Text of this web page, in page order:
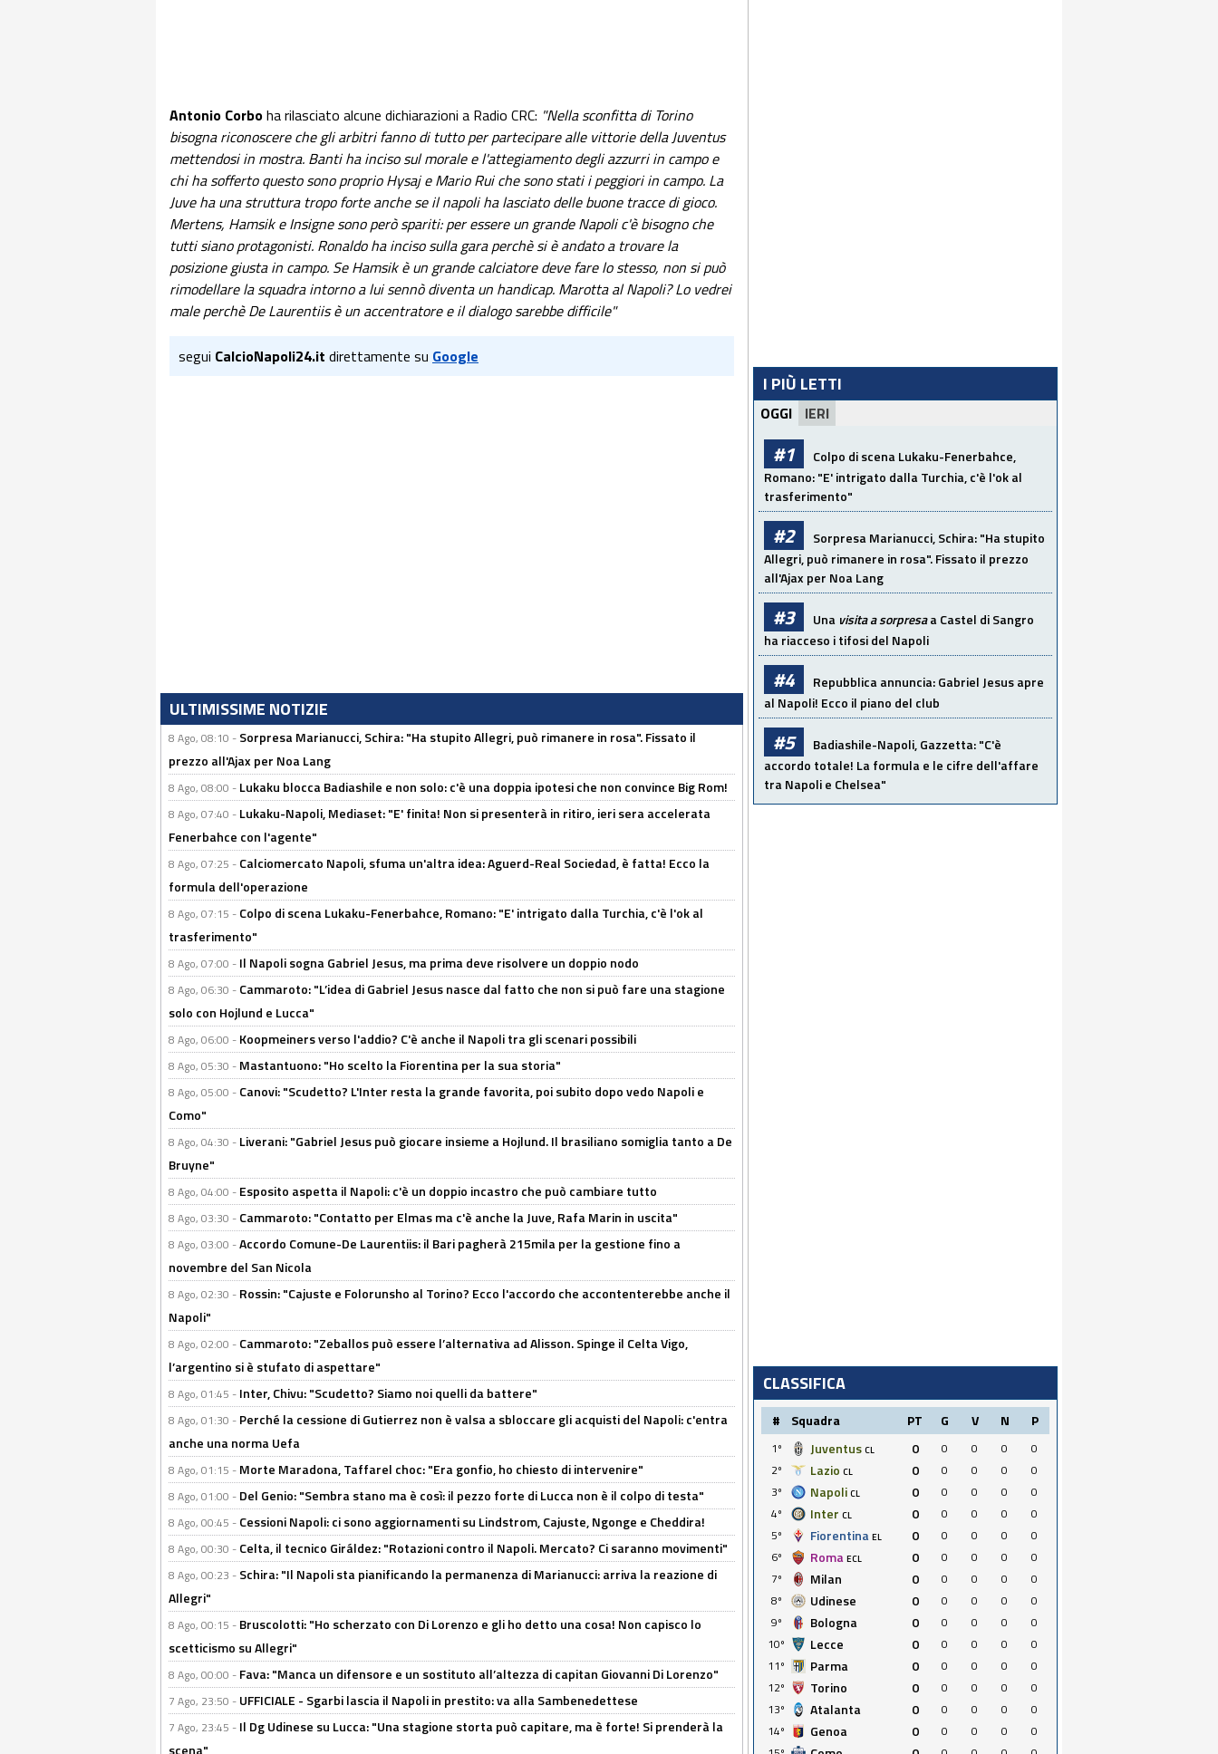
Antonio Corboha rilasciato alcune dichiarazioni a Radio CRC: "Nella sconfitta di Torino
bisogna riconoscere che gli arbitri fanno di tutto per partecipare alle vittorie della Juventus
mettendosi in mostra. Banti ha inciso sul morale e l'attegiamento degli azzurri in campo e
chi ha sofferto questo sono proprio Hysaj e Mario Rui che sono stati i peggiori in campo. La
Juve ha una struttura tropo forte anche se il napoli ha lasciato delle buone tracce di gioco.
Mertens, Hamsik e Insigne sono però spariti: per essere un grande Napoli c'è bisogno che
tutti siano protagonisti. Ronaldo ha inciso sulla gara perchè si è andato a trovare la
posizione giusta in campo. Se Hamsik è un grande calciatore deve fare lo stesso, non si può
rimodellare la squadra intorno a lui sennò diventa un handicap. Marotta al Napoli? Lo vedrei
male perchè De Laurentiis è un accentratore e il dialogo sarebbe difficile"
segui CalcioNapoli24.it direttamente su Google
ULTIMISSIME NOTIZIE
8 Ago, 08:10 - Sorpresa Marianucci, Schira: "Ha stupito Allegri, può rimanere in rosa". Fissato il
prezzo all'Ajax per Noa Lang
8 Ago, 08:00 - Lukaku blocca Badiashile e non solo: c'è una doppia ipotesi che non convince Big Rom!
8 Ago, 07:40 - Lukaku-Napoli, Mediaset: "E' finita! Non si presenterà in ritiro, ieri sera accelerata
Fenerbahce con l'agente"
8 Ago, 07:25 - Calciomercato Napoli, sfuma un'altra idea: Aguerd-Real Sociedad, è fatta! Ecco la
formula dell'operazione
8 Ago, 07:15 - Colpo di scena Lukaku-Fenerbahce, Romano: "E' intrigato dalla Turchia, c'è l'ok al
trasferimento"
8 Ago, 07:00 - Il Napoli sogna Gabriel Jesus, ma prima deve risolvere un doppio nodo
8 Ago, 06:30 - Cammaroto: "L’idea di Gabriel Jesus nasce dal fatto che non si può fare una stagione
solo con Hojlund e Lucca"
8 Ago, 06:00 - Koopmeiners verso l'addio? C'è anche il Napoli tra gli scenari possibili
8 Ago, 05:30 - Mastantuono: "Ho scelto la Fiorentina per la sua storia"
8 Ago, 05:00 - Canovi: "Scudetto? L'Inter resta la grande favorita, poi subito dopo vedo Napoli e
Como"
8 Ago, 04:30 - Liverani: "Gabriel Jesus può giocare insieme a Hojlund. Il brasiliano somiglia tanto a De
Bruyne"
8 Ago, 04:00 - Esposito aspetta il Napoli: c'è un doppio incastro che può cambiare tutto
8 Ago, 03:30 - Cammaroto: "Contatto per Elmas ma c'è anche la Juve, Rafa Marin in uscita"
8 Ago, 03:00 -Accordo Comune-De Laurentiis: il Bari pagherà 215mila per la gestione fino a
novembre del San Nicola
8 Ago, 02:30 - Rossin: "Cajuste e Folorunsho al Torino? Ecco l'accordo che accontenterebbe anche il
Napoli"
8 Ago, 02:00 - Cammaroto: "Zeballos può essere l’alternativa ad Alisson. Spinge il Celta Vigo,
l’argentino si è stufato di aspettare"
8 Ago, 01:45 - Inter, Chivu: "Scudetto? Siamo noi quelli da battere"
8 Ago, 01:30 - Perché la cessione di Gutierrez non è valsa a sbloccare gli acquisti del Napoli: c'entra
anche una norma Uefa
8 Ago, 01:15 - Morte Maradona, Taffarel choc: "Era gonfio, ho chiesto di intervenire"
8 Ago, 01:00 - Del Genio: "Sembra stano ma è così: il pezzo forte di Lucca non è il colpo di testa"
8 Ago, 00:45 - Cessioni Napoli: ci sono aggiornamenti su Lindstrom, Cajuste, Ngonge e Cheddira!
8 Ago, 00:30 - Celta, il tecnico Giráldez: "Rotazioni contro il Napoli. Mercato? Ci saranno movimenti"
8 Ago, 00:23 - Schira: "Il Napoli sta pianificando la permanenza di Marianucci: arriva la reazione di
Allegri"
8 Ago, 00:15 - Bruscolotti: "Ho scherzato con Di Lorenzo e gli ho detto una cosa! Non capisco lo
scetticismo su Allegri"
8 Ago, 00:00 - Fava: "Manca un difensore e un sostituto all’altezza di capitan Giovanni Di Lorenzo"
7 Ago, 23:50 - UFFICIALE - Sgarbi lascia il Napoli in prestito: va alla Sambenedettese
7 Ago, 23:45 - Il Dg Udinese su Lucca: "Una stagione storta può capitare, ma è forte! Si prenderà la
scena"
I PIÙ LETTI
OGGI IERI
#1
Colpo di scena Lukaku-Fenerbahce,
Romano: "E' intrigato dalla Turchia, c'è l'ok al
trasferimento"
#2
Sorpresa Marianucci, Schira: "Ha stupito
Allegri, può rimanere in rosa". Fissato il prezzo
all'Ajax per Noa Lang
#3 Una visita a sorpresaa Castel di Sangro
ha riacceso i tifosi del Napoli
#4
Repubblica annuncia: Gabriel Jesus apre
al Napoli! Ecco il piano del club
#5
Badiashile-Napoli, Gazzetta: "C'è
accordo totale! La formula e le cifre dell'affare
tra Napoli e Chelsea"
CLASSIFICA
# Squadra PT G V N P
1º Juventus CL 0 0 0 0
0
2º
Lazio CL 0 0 0 0
0
3º
Napoli CL 0 0 0 0
0
4º
Inter CL 0 0 0 0
0
5º
Fiorentina EL 0 0 0 0
0
6º
Roma ECL 0 0 0 0
0
7º
Milan 0 0 0 0
0
8º
Udinese 0 0 0 0
0
9º
Bologna 0 0 0 0
0
10º
Lecce 0 0 0 0
0
11º
Parma 0 0 0 0
0
12º
Torino 0 0 0 0
0
13º
Atalanta 0 0 0 0
0
14º
Genoa 0 0 0 0
0